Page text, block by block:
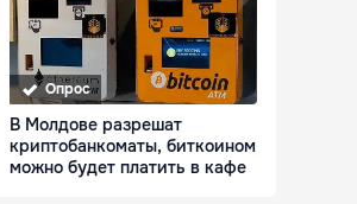
Опрос
В Молдове разрешат
криптобанкоматы, биткоином
можно будет платить в кафе